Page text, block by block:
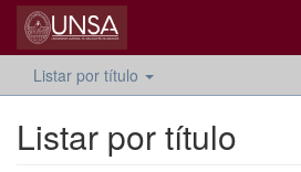
Listar por título
Listar por título